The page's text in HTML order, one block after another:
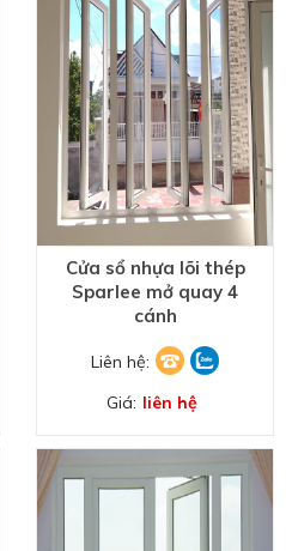
Cửa sổ nhựa lõi thép
Sparlee mở quay 4
cánh
Liên hệ:
Giá: liên hệ